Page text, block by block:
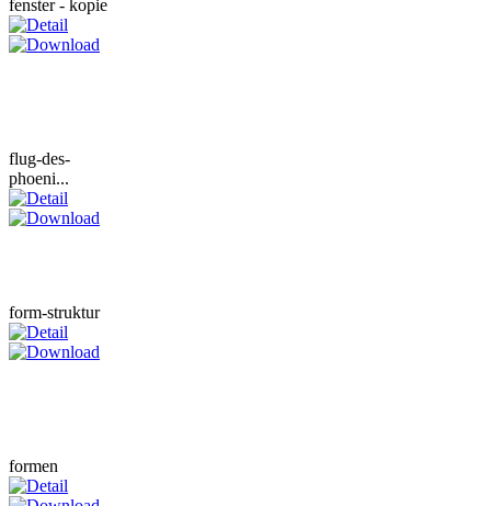
fenster - kopie
flug-des-
phoeni...
form-struktur
formen